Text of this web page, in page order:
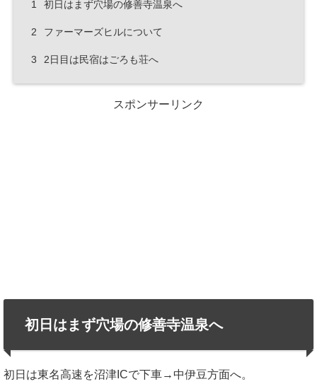
1 初日はまず穴場の修善寺温泉へ
2 ファーマーズヒルについて
3 2日目は民宿はごろも荘へ
スポンサーリンク
初日はまず穴場の修善寺温泉へ
初日は東名高速を沼津ICで下車→中伊豆方面へ。